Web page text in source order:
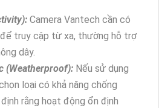
Camera Vantech cần có
để truy cập từ xa, thường hỗ trợ
dây.
(Weatherproof): Nếu sử dụng
loại có khả năng chống
rằng hoạt động ổn định